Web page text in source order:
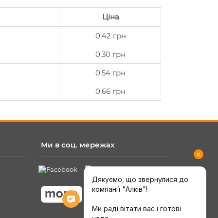
Ціна
0.42 грн
0.30 грн
0.54 грн
0.66 грн
Ми в соц. мережах